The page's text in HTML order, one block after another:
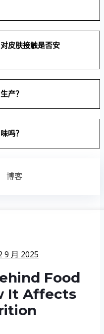
皮肤接触是否安
产？
吗？
博客
9 月 2025
Food
It Affects